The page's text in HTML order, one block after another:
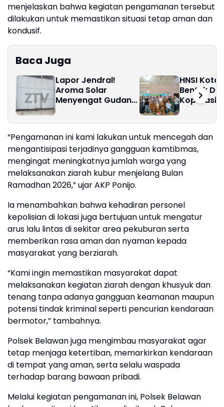
menjelaskan bahwa kegiatan pengamanan tersebut
dilakukan untuk memastikan situasi tetap aman dan
kondusif.
Baca Juga
Lapor Jendral!
Aroma Solar
Menyengat Gudang
Laut Diduga Jadi
Minyak” Jalur
Perairan dan Bunker
Ilegal
HNSI Kota
Bentuk
Koperasi
Jaya,
Munuju
Yang
“Pengamanan ini kami lakukan untuk mencegah dan
mengantisipasi terjadinya gangguan kamtibmas,
mengingat meningkatnya jumlah warga yang
melaksanakan ziarah kubur menjelang Bulan
Ramadhan 2026,” ujar AKP Ponijo.
Ia menambahkan bahwa kehadiran personel
kepolisian di lokasi juga bertujuan untuk mengatur
arus lalu lintas di sekitar area pekuburan serta
memberikan rasa aman dan nyaman kepada
masyarakat yang berziarah.
“Kami ingin memastikan masyarakat dapat
melaksanakan kegiatan ziarah dengan khusyuk dan
tenang tanpa adanya gangguan keamanan maupun
potensi tindak kriminal seperti pencurian kendaraan
bermotor,” tambahnya.
Polsek Belawan juga mengimbau masyarakat agar
tetap menjaga ketertiban, memarkirkan kendaraan
di tempat yang aman, serta selalu waspada
terhadap barang bawaan pribadi.
Melalui kegiatan pengamanan ini, Polsek Belawan